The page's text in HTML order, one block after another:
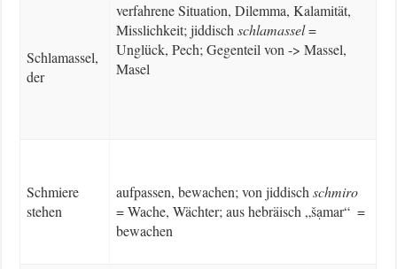
Schlamassel,
der
verfahrene Situation, Dilemma, Kalamität,
Misslichkeit; jiddischschlamassel=
Unglück, Pech; Gegenteil von -> Massel,
Masel
Schmiere
stehen
aufpassen, bewachen; von jiddischschmiro
= Wache, Wächter; aus hebräisch „šạmar“ =
bewachen